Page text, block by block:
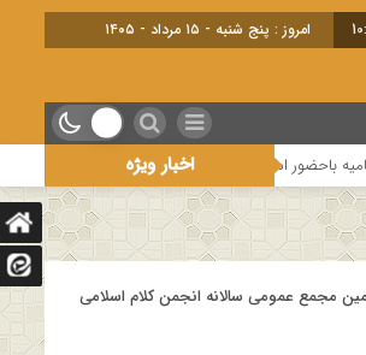
امروز : پنج شنبه - ۱۵ مرداد - ۱۴۰۵
اخبار ویژه
درس خارج کلام و اساتید حوزه و دانشگاه
مجمع عمومی سالانه انجمن کلام اسلامی